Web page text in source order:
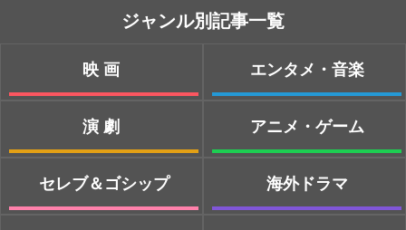
ジャンル別記事一覧
映画
演劇
セレブ＆ゴシップ
エンタメ・音楽
アニメ・ゲーム
海外ドラマ